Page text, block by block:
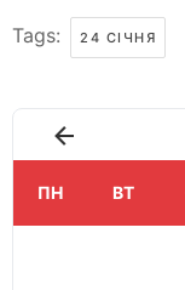
Tags: 24 СІЧНЯ
ПН ВТ